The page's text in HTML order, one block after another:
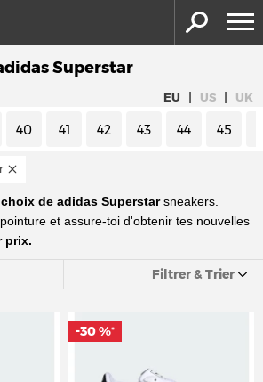
Superstar
EU | US | UK
40 41 42 43 44 45
de adidas Superstarsneakers.
et assure-toi d'obtenir tes nouvelles
prix.
Filtrer & Trier
-30 %*